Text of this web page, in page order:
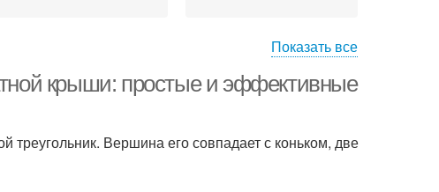
Показать все
крыши: простые и эффективные
треугольник. Вершина его совпадает с коньком, две